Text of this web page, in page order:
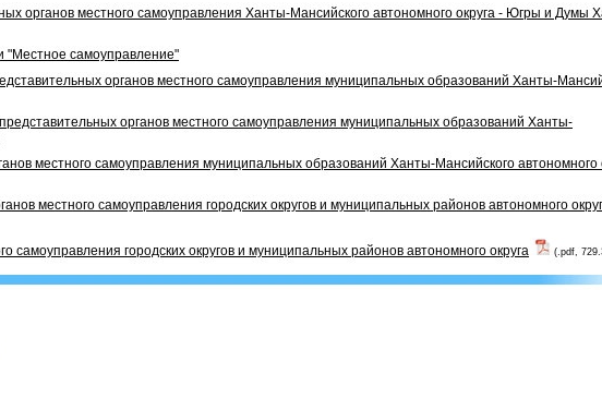
органов местного самоуправления Ханты-Мансийского автономного округа - Югры и Думы
"Местное самоуправление"
органов местного самоуправления муниципальных образований Ханты-
органов местного самоуправления муниципальных образований Ханты-
местного самоуправления муниципальных образований Ханты-Мансийского автономного
местного самоуправления городских округов и муниципальных районов автономного
самоуправления городских округов и муниципальных районов автономного округа
(.pdf,